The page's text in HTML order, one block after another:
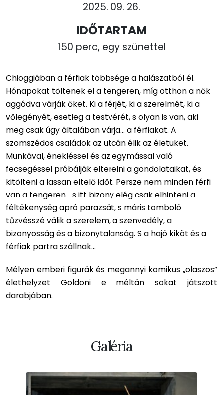
2025. 09. 26.
IDŐTARTAM
150 perc, egy szünettel
Chioggiában a férfiak többsége a halászatból él.
Hónapokat töltenek el a tengeren, míg otthon a nők
aggódva várják őket. Ki a férjét, ki a szerelmét, ki a
vőlegényét, esetleg a testvérét, s olyan is van, aki
meg csak úgy általában várja... a férfiakat. A
szomszédos családok az utcán élik az életüket.
Munkával, énekléssel és az egymással való
fecsegéssel próbálják elterelni a gondolataikat, és
kitölteni a lassan eltelő időt. Persze nem minden férfi
van a tengeren... s itt bizony elég csak elhinteni a
féltékenység apró parazsát, s máris tomboló
tűzvésszé válik a szerelem, a szenvedély, a
bizonyosság és a bizonytalanság. S a hajó kiköt és a
férfiak partra szállnak...
Mélyen emberi figurák és megannyi komikus „olaszos”
élethelyzet Goldoni e méltán sokat játszott
darabjában.
Galéria